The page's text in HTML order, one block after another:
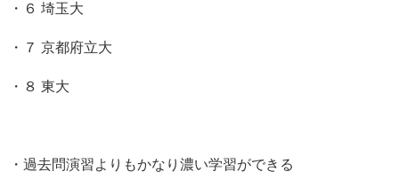
・６ 埼玉大
・７ 京都府立大
・８ 東大
・過去問演習よりもかなり濃い学習ができる